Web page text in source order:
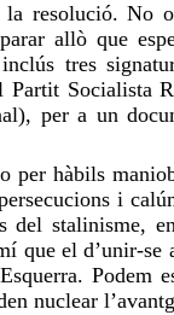
No
allò que
tres
Socialista
per a un
hàbils
i
stalinisme,
que el d’unir-
Podem
nuclear